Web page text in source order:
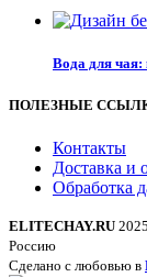
Вода для чая:
ПОЛЕЗНЫЕ
Контакты
Доставка и
Обработка
ELITECHAY.RU
Россию
Сделано с любовью в